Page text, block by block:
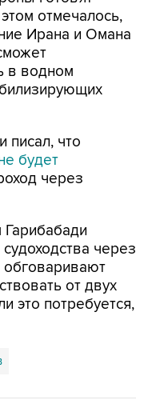
отмечалось,
Ирана и Омана
в водном
писал, что
будет
через
через
от двух
это потребуется,